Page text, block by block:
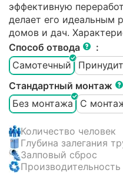
эффективную
делает его идеальным
домов и дач.
Способ отвода
:
Самотечный
Стандартный монтаж
Без монтажа
С
Количество человек
Глубина залегания
Залповый сброс
Производительность